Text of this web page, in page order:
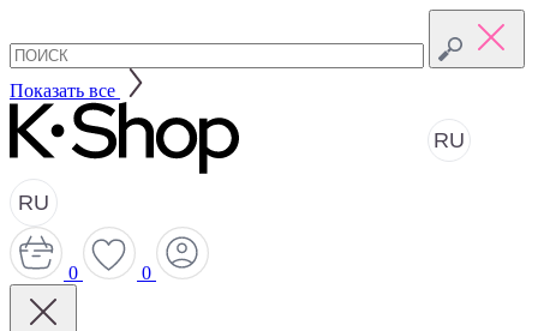
Показать все
RU
RU
0 0